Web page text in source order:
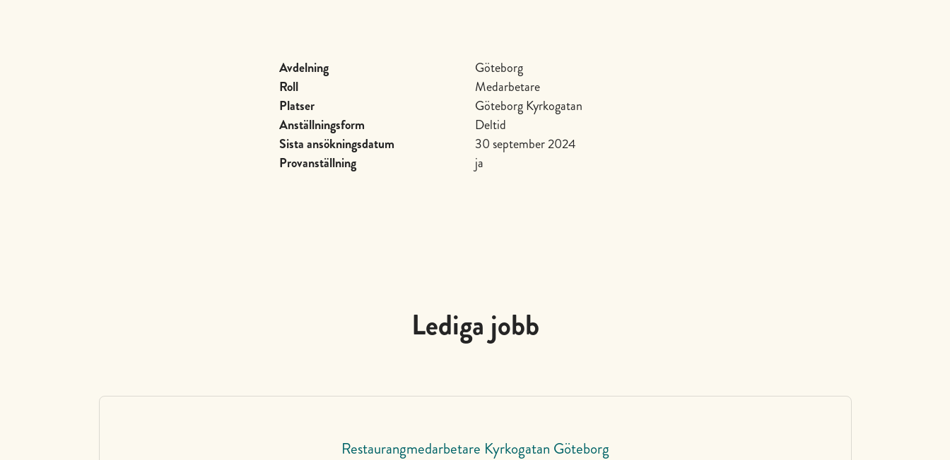
Avdelning
Göteborg
Roll
Medarbetare
Platser
Göteborg Kyrkogatan
Anställningsform
Deltid
Sista ansökningsdatum
30 september 2024
Provanställning
ja
Lediga jobb
Restaurangmedarbetare Kyrkogatan Göteborg